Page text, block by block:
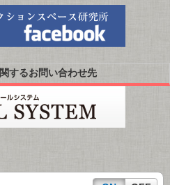
するお問い合わせ先